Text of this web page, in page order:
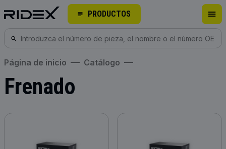
PRODUCTOS
Página de inicio Catálogo
Frenado